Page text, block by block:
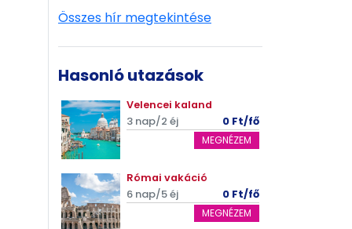
Összes hír megtekintése
Hasonló utazások
Velencei kaland
3 nap/2 éj 0 Ft/fő
MEGNÉZEM
Római vakáció
6 nap/5 éj 0 Ft/fő
MEGNÉZEM